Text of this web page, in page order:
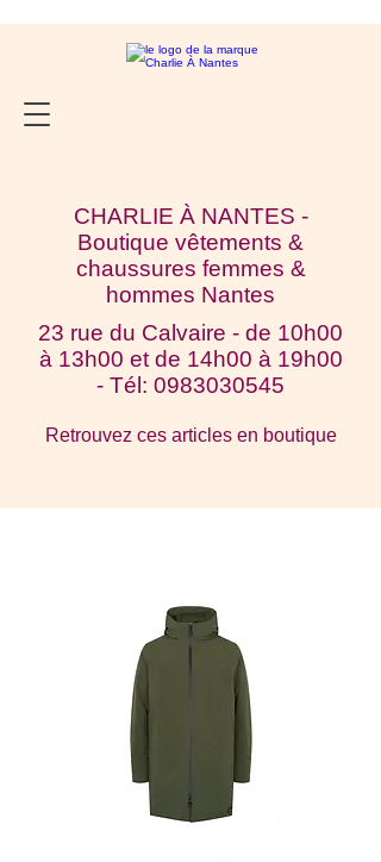
CHARLIE À NANTES -
Boutique vêtements &
chaussures femmes &
hommes Nantes
23 rue du Calvaire - de 10h00
à 13h00 et de 14h00 à 19h00
- Tél: 0983030545
Retrouvez ces articles en boutique